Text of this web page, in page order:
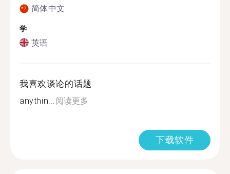
简体中文
学
英语
我喜欢谈论的话题
anythin... 阅读更多
下载软件